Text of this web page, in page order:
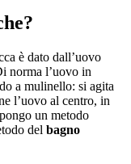
è dato dall’uovo
norma l’uovo in
a mulinello: si agita
l’uovo al centro, in
un metodo
del bagno